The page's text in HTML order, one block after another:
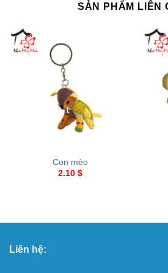
SẢN PHẨM LIÊN
Con mèo
2.10 $
Liên hệ: